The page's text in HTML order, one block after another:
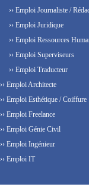
›› Emploi Journaliste /
›› Emploi Juridique
›› Emploi Ressources
›› Emploi Superviseurs
›› Emploi Traducteur
›› Emploi Architecte
›› Emploi Esthétique / Coiffure
›› Emploi Freelance
›› Emploi Génie Civil
›› Emploi Ingénieur
›› Emploi IT